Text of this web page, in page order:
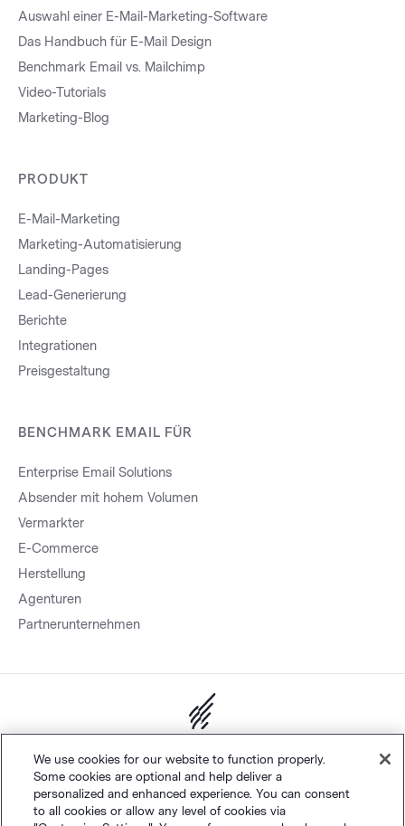
Auswahl einer E-Mail-Marketing-Software
Das Handbuch für E-Mail Design
Benchmark Email vs. Mailchimp
Video-Tutorials
Marketing-Blog
PRODUKT
E-Mail-Marketing
Marketing-Automatisierung
Landing-Pages
Lead-Generierung
Berichte
Integrationen
Preisgestaltung
BENCHMARK EMAIL FÜR
Enterprise Email Solutions
Absender mit hohem Volumen
Vermarkter
E-Commerce
Herstellung
Agenturen
Partnerunternehmen
Polaris Software, LLC
We use cookies for our website to function properly.
Some cookies are optional and help deliver a
personalized and enhanced experience. You can consent
to all cookies or allow any level of cookies via